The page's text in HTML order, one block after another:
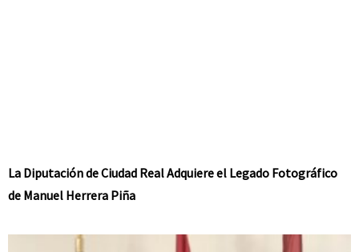
La Diputación de Ciudad Real Adquiere el Legado Fotográfico
de Manuel Herrera Piña